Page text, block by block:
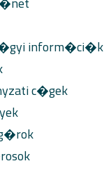
inform�ci�k
c�gek